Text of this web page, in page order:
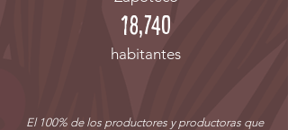
18,740
habitantes
El 100% de los productores y productoras que